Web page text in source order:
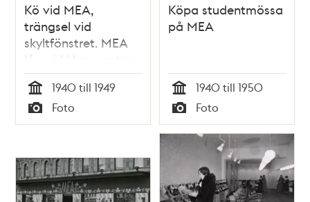
Kö vid MEA,
trängsel vid
skyltfönstret. MEA
låg vid Hamngatan
3 mellan 1883 och
1985
Tid
1940 till 1949
Typ
Foto
Köpa studentmössa
på MEA
Tid
1940 till 1950
Typ
Foto